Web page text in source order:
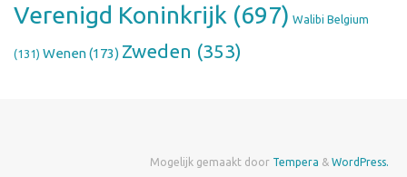
Verenigd Koninkrijk (697) Walibi Belgium
(131) Wenen(173) Zweden (353)
Mogelijk gemaakt door Tempera & WordPress.